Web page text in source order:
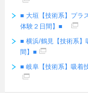
■ 大垣【技術系】プラ
体験２日間】■
■ 横浜/鶴見【技術系】
間】■
■ 岐阜【技術系】吸着